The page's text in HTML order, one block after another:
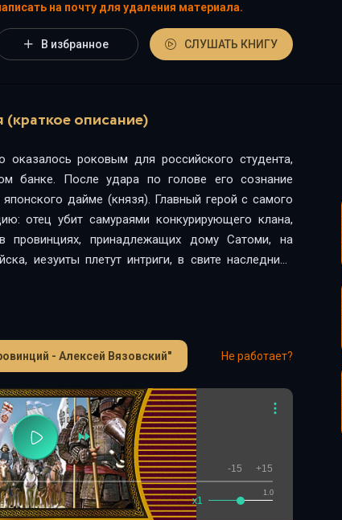
на почту для удаления материала.
В избранное СЛУШАТЬ КНИГУ
описание)
оказалось роковым для российского студента,
банке. После удара по голове его сознание
дайме (князя). Главный герой с самого
отец убит самураями конкурирующего клана,
провинциях, принадлежащих дому Сатоми, на
иезуиты плетут интриги, в свите наследника
имени Хандзо… Что будет с простым русским
- Алексей Вязовский" Не работает?
1.0
x1
-15 +15